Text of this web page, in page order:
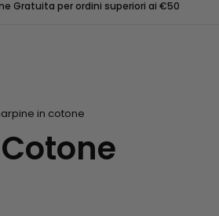
Gratuita per ordini superiori ai €50
in cotone